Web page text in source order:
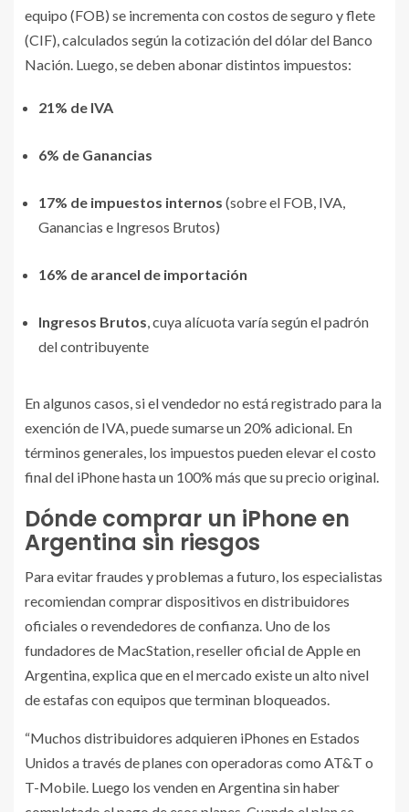
equipo (FOB) se incrementa con costos de seguro y flete
(CIF), calculados según la cotización del dólar del Banco
Nación. Luego, se deben abonar distintos impuestos:
21% de IVA
6% de Ganancias
17% de impuestos internos (sobre el FOB, IVA,
Ganancias e Ingresos Brutos)
16% de arancel de importación
Ingresos Brutos , cuya alícuota varía según el padrón
del contribuyente
En algunos casos, si el vendedor no está registrado para la
exención de IVA, puede sumarse un 20% adicional. En
términos generales, los impuestos pueden elevar el costo
final del iPhone hasta un 100% más que su precio original.
Dónde comprar un iPhone en
Argentina sin riesgos
Para evitar fraudes y problemas a futuro, los especialistas
recomiendan comprar dispositivos en distribuidores
oficiales o revendedores de confianza. Uno de los
fundadores de MacStation, reseller oficial de Apple en
Argentina, explica que en el mercado existe un alto nivel
de estafas con equipos que terminan bloqueados.
“Muchos distribuidores adquieren iPhones en Estados
Unidos a través de planes con operadoras como AT&T o
T-Mobile. Luego los venden en Argentina sin haber